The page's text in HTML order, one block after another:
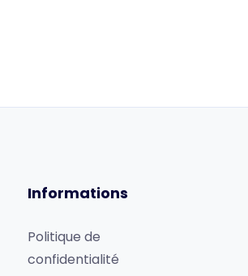
Informations
Politique de
confidentialité